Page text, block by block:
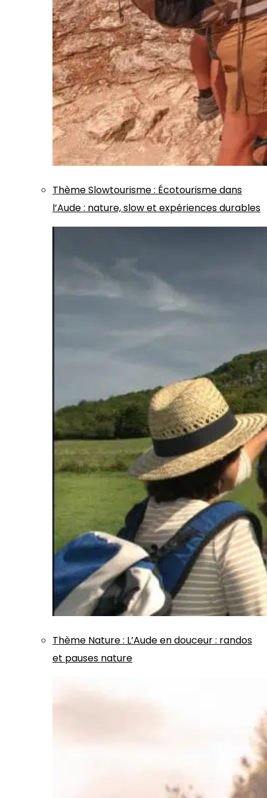
ThèmeSlowtourisme: Écotourisme dans
l’Aude : nature, slow et expériences durables
Thème Nature: L’Aude en douceur : randos
et pauses nature